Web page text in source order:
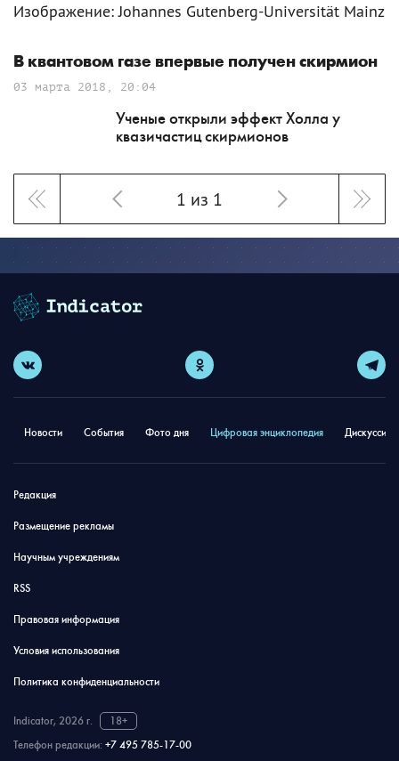
Изображение: Johannes Gutenberg-Universität Mainz
В квантовом газе впервые получен скирмион
03 марта 2018, 20:04
Ученые открыли эффект Холла у
квазичастиц скирмионов
1 из 1
Новости События Фото дня Цифровая энциклопедия
Редакция
Размещение рекламы
Научным учреждениям
RSS
Правовая информация
Условия использования
Политика конфиденциальности
Indicator, 2026 г.
18+
Телефон редакции: +7 495 785-17-00